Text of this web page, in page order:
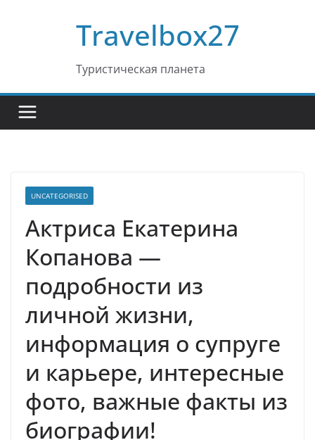
Travelbox27
Туристическая планета
UNCATEGORISED
Актриса Екатерина
Копанова —
подробности из
личной жизни,
информация о супруге
и карьере, интересные
фото, важные факты из
биографии!